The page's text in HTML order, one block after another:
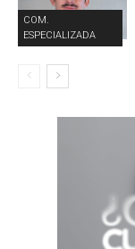
COM.
ESPECIALIZADA